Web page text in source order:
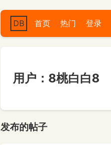
DB 首页 热门 登录
用户：8桃白白8
发布的帖子